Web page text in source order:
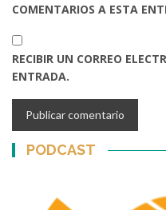
COMENTARIOS A ESTA
RECIBIR UN CORREO
ENTRADA.
PODCAST